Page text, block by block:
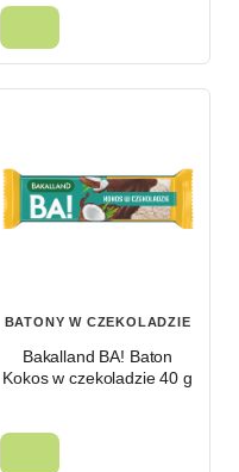
BATONY W CZEKOLADZIE
Bakalland BA! Baton
Kokos w czekoladzie 40 g